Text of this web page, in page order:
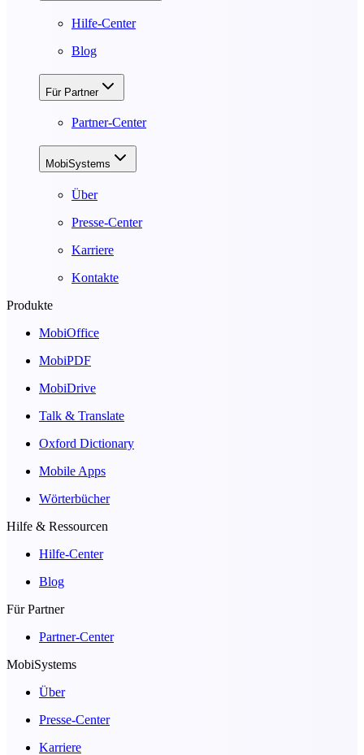
Hilfe-Center
Blog
Für Partner
Partner-Center
MobiSystems
Über
Presse-Center
Karriere
Kontakte
Produkte
MobiOffice
MobiPDF
MobiDrive
Talk & Translate
Oxford Dictionary
Mobile Apps
Wörterbücher
Hilfe & Ressourcen
Hilfe-Center
Blog
Für Partner
Partner-Center
MobiSystems
Über
Presse-Center
Karriere